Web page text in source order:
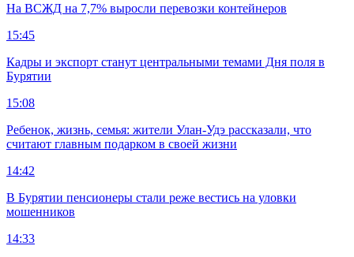
На ВСЖД на 7,7% выросли перевозки контейнеров
15:45
Кадры и экспорт станут центральными темами Дня поля в
Бурятии
15:08
Ребенок, жизнь, семья: жители Улан-Удэ рассказали, что
считают главным подарком в своей жизни
14:42
В Бурятии пенсионеры стали реже вестись на уловки
мошенников
14:33